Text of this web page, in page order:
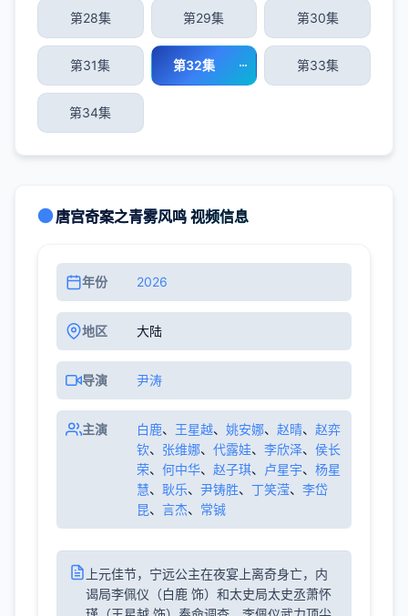
第28集 第29集 第30集
第31集 第32集 第33集
第34集
唐宫奇案之青雾风鸣 视频信息
年份 2026
地区 大陆
导演 尹涛
主演 白鹿、 王星越、 姚安娜、 赵晴、 赵弈
钦、 张维娜、 代露娃、 李欣泽、 侯长
荣、 何中华、 赵子琪、 卢星宇、 杨星
慧、 耿乐、 尹铸胜、 丁笑滢、 李岱
昆、 言杰、 常铖
上元佳节，宁远公主在夜宴上离奇身亡，内
谒局李佩仪（白鹿 饰）和太史局太史丞萧怀